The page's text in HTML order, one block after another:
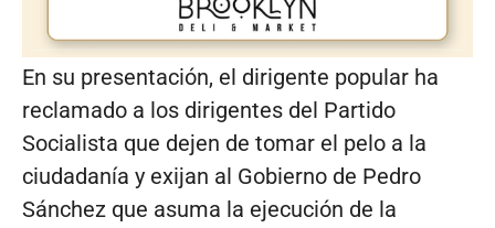
En su presentación, el dirigente popular ha
reclamado a los dirigentes del Partido
Socialista que dejen de tomar el pelo a la
ciudadanía y exijan al Gobierno de Pedro
Sánchez que asuma la ejecución de la